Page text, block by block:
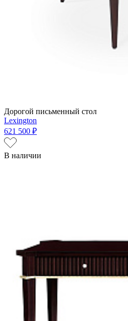
Дорогой письменный стол
Lexington
621 500 ₽
В наличии